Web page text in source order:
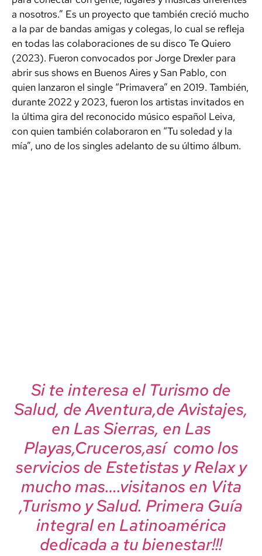
a nosotros.” Es un proyecto que también creció mucho
a la par de bandas amigas y colegas, lo cual se refleja
en todas las colaboraciones de su disco Te Quiero
(2023). Fueron convocados por Jorge Drexler para
abrir sus shows en Buenos Aires y San Pablo, con
quien lanzaron el single “Primavera” en 2019. También,
durante 2022 y 2023, fueron los artistas invitados en
la última gira del reconocido músico español Leiva,
con quien también colaboraron en “Tu soledad y la
mía”, uno de los singles adelanto de su último álbum.
Si te interesa el Turismo de
Salud, de Aventura,de Avistajes,
en Las Sierras, en Las
Playas,Cruceros,así como los
servicios de Estetistas y Relax y
mucho mas….visitanos en Vita
,Turismo y Salud. Primera Guía
integral en Latinoamérica
dedicada a tu bienestar!!!